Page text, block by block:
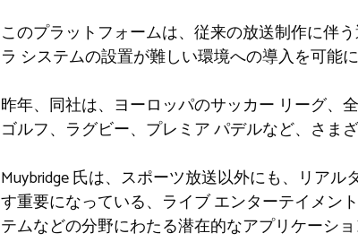
このプラットフォームは、従来の放送制作に伴
ラ システムの設置が難しい環境への導入を可能
昨年、同社は、ヨーロッパのサッカー リーグ、
ゴルフ、ラグビー、プレミア パデルなど、さま
Muybridge 氏は、スポーツ放送以外にも、リア
す重要になっている、ライブ エンターテイメン
テムなどの分野にわたる潜在的なアプリケーショ